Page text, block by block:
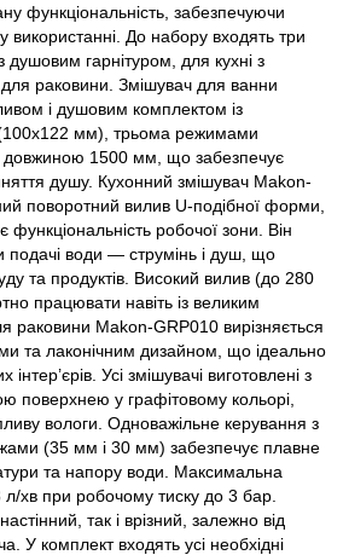
функціональність, забезпечуючи
До набору входять три
душовим гарнітуром, для кухні з
раковини. Змішувач для ванни
і душовим комплектом із
мм), трьома режимами
1500 мм, що забезпечує
душу. Кухонний змішувач Makon-
поворотний вилив U-подібної форми,
робочої зони. Він
подачі води — струмінь і душ, що
та продуктів. Високий вилив (до 280
працювати навіть із великим
раковини Makon-GRP010 вирізняється
та лаконічним дизайном, що ідеально
інтер’єрів. Усі змішувачі виготовлені з
поверхнею у графітовому кольорі,
вологи. Одноважільне керування з
(35 мм і 30 мм) забезпечує плавне
та напору води. Максимальна
хв при робочому тиску до 3 бар.
так і врізний, залежно від
У комплект входять усі необхідні